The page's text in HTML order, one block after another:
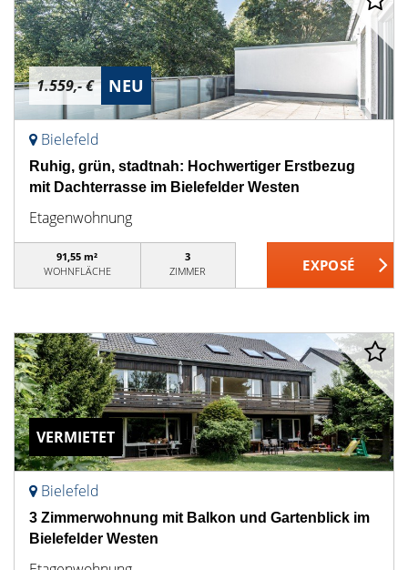
1.559,- € NEU
Bielefeld
Ruhig, grün, stadtnah: Hochwertiger Erstbezug
mit Dachterrasse im Bielefelder Westen
Etagenwohnung
91,55 m²
WOHNFLÄCHE
3
ZIMMER
VERMIETET
Bielefeld
3 Zimmerwohnung mit Balkon und Gartenblick im
Bielefelder Westen